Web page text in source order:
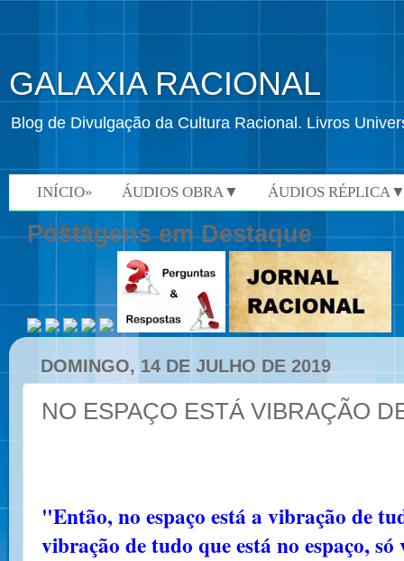
GALAXIA RACIONAL
Blog de Divulgação da Cultura Racional. Livros
INÍCIO» ÁUDIOS OBRA▼ ÁUDIOS
VÍDEOS»
Postagens em Destaque
DOMINGO, 14 DE JULHO DE 2019
NO ESPAÇO ESTÁ VIBRAÇÃO
"Então, no espaço está a vibração de
vibração de tudo que está no espaço,